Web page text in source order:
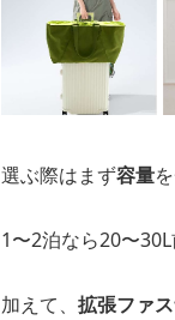
選ぶ際はまず容量
1〜2泊なら20〜
加えて、 拡張ファ